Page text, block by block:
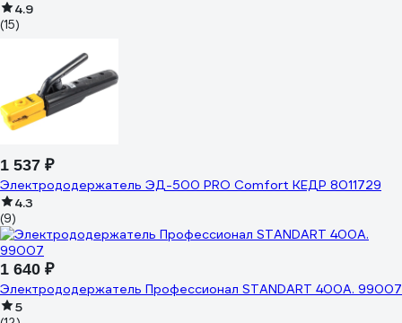
4.9
(15)
1 537 ₽
Электрододержатель ЭД-500 PRO Comfort КЕДР 8011729
4.3
(9)
1 640 ₽
Электрододержатель Профессионал STANDART 400А. 99007
5